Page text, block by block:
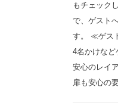
もチェック
で、ゲスト
す。 ≪ゲス
4名かけなど
安心のレイ
扉も安心の